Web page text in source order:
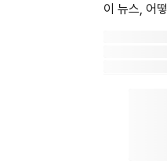
이 뉴스, 어